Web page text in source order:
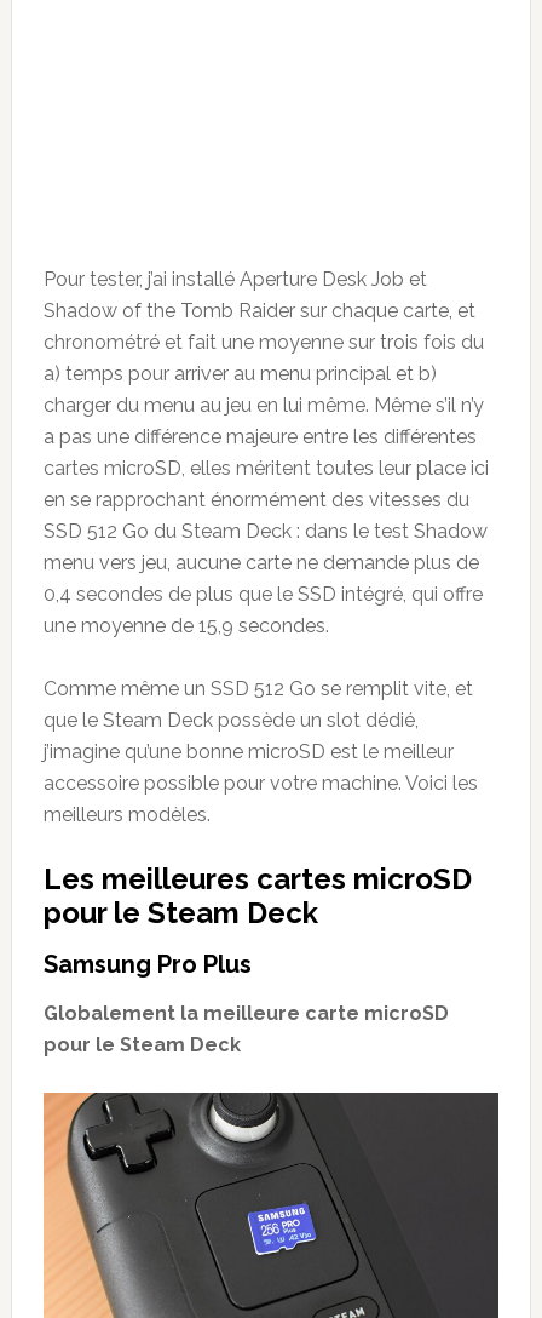
Pour tester, j’ai installé Aperture Desk Job et
Shadow of the Tomb Raider sur chaque carte, et
chronométré et fait une moyenne sur trois fois du
a) temps pour arriver au menu principal et b)
charger du menu au jeu en lui même. Même s’il n’y
a pas une différence majeure entre les différentes
cartes microSD, elles méritent toutes leur place ici
en se rapprochant énormément des vitesses du
SSD 512 Go du Steam Deck : dans le test Shadow
menu vers jeu, aucune carte ne demande plus de
0,4 secondes de plus que le SSD intégré, qui offre
une moyenne de 15,9 secondes.
Comme même un SSD 512 Go se remplit vite, et
que le Steam Deck possède un slot dédié,
j’imagine qu’une bonne microSD est le meilleur
accessoire possible pour votre machine. Voici les
meilleurs modèles.
Les meilleures cartes microSD
pour le Steam Deck
Samsung Pro Plus
Globalement la meilleure carte microSD
pour le Steam Deck